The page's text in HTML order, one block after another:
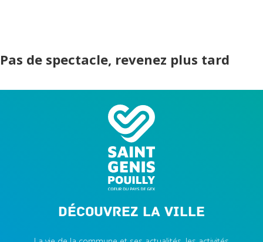
Pas de spectacle, revenez plus tard
Découvrez la ville